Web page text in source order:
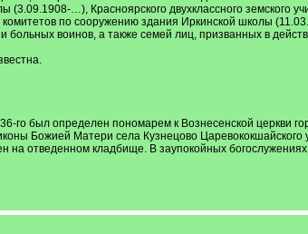
(3.09.1908-…), Красноярского двухклассного земского
по сооружению здания Иркинской школы
больных воинов, а также семей лиц, призванных в
го был определен пономарем к Вознесенской церкви
Божией Матери села Кузнецово Царевококшайского
на отведенном кладбище. В заупокойных